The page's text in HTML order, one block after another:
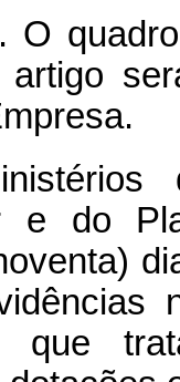
O
e do
que